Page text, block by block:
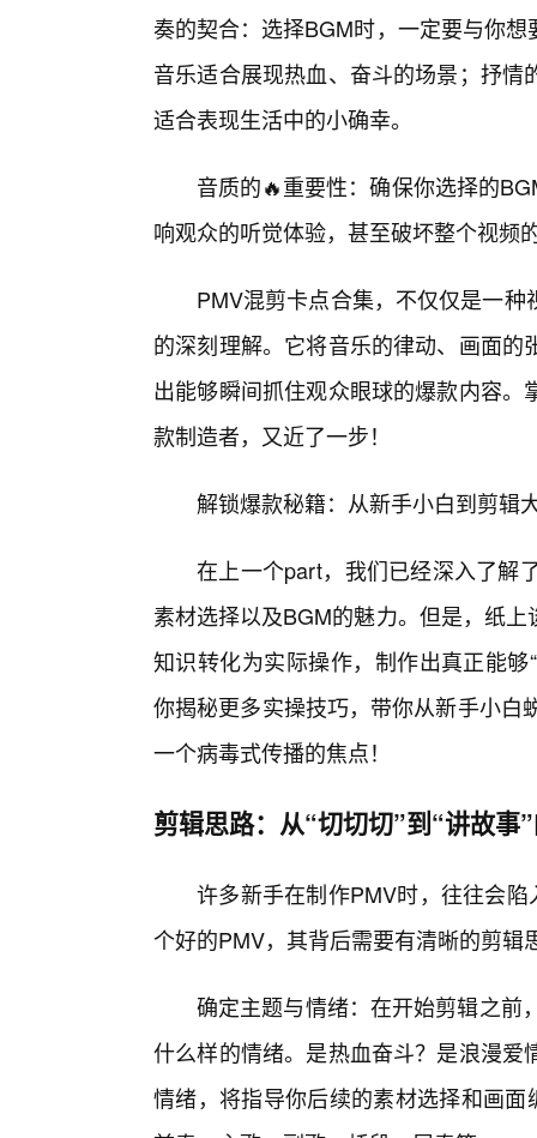
奏的契合：选择BGM时，一定要与你
音乐适合展现热血、奋斗的场景；抒
适合表现生活中的小确幸。
音质的🔥重要性：确保你选择的
响观众的听觉体验，甚至破坏整个视频
PMV混剪卡点合集，不仅仅是一
的深刻理解。它将音乐的律动、画面
出能够瞬间抓住观众眼球的爆款内容
款制造者，又近了一步！
解锁爆款秘籍：从新手小白到剪辑
在上一个part，我们已经深入了
素材选择以及BGM的魅力。但是，纸
知识转化为实际操作，制作出真正能
你揭秘更多实操技巧，带你从新手小白
一个病毒式传播的焦点！
剪辑思路：从“切切切”到“讲故事
许多新手在制作PMV时，往往会
个好的PMV，其背后需要有清晰的剪辑
确定主题与情绪：在开始剪辑之前
什么样的情绪。是热血奋斗？是浪漫
情绪，将指导你后续的素材选择和画